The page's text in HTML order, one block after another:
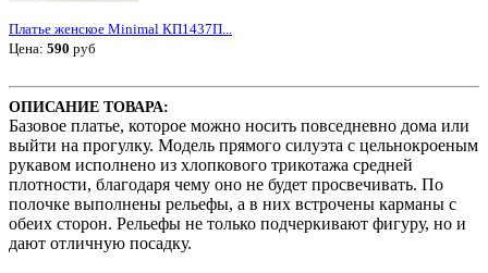
Платье женское Minimal КП1437П...
Цена: 590 руб
ОПИСАНИЕ ТОВАРА:
Базовое платье, которое можно носить повседневно дома или
выйти на прогулку. Модель прямого силуэта с цельнокроеным
рукавом исполнено из хлопкового трикотажа средней
плотности, благодаря чему оно не будет просвечивать. По
полочке выполнены рельефы, а в них встрочены карманы с
обеих сторон. Рельефы не только подчеркивают фигуру, но и
дают отличную посадку.